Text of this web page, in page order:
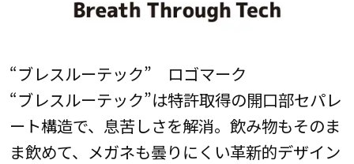
“ブレスルーテック” ロゴマーク
“ブレスルーテック”は特許取得の開口部セパレ
ート構造で、息苦しさを解消。飲み物もそのま
ま飲めて、メガネも曇りにくい革新的デザイン